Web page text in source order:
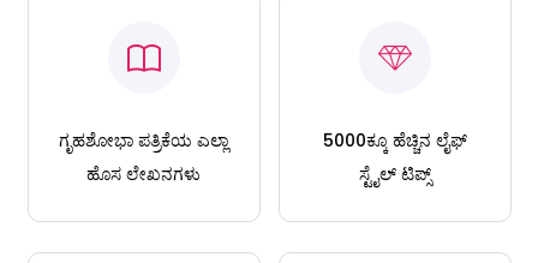
ಗೃಹಶೋಭಾ ಪತ್ರಿಕೆಯ ಎಲ್ಲಾ
ಹೊಸ ಲೇಖನಗಳು
5000ಕ್ಕೂ ಹೆಚ್ಚಿನ ಲೈಫ್
ಸ್ಟೈಲ್ ಟಿಪ್ಸ್